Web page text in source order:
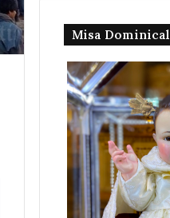
Misa Dominical